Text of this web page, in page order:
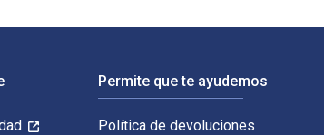
Permite que te ayudemos
Política de devoluciones